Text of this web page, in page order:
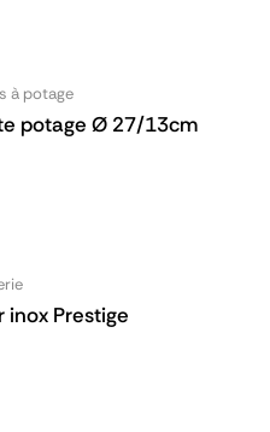
à potage
potage Ø 27/13cm
inox Prestige